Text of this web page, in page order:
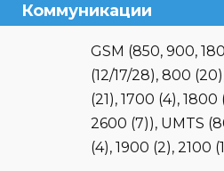
Коммуникации
GSM (850, 900,
(12/17/28), 800
(21), 1700 (4), 1800
2600 (7)), UMTS
(4), 1900 (2), 2100